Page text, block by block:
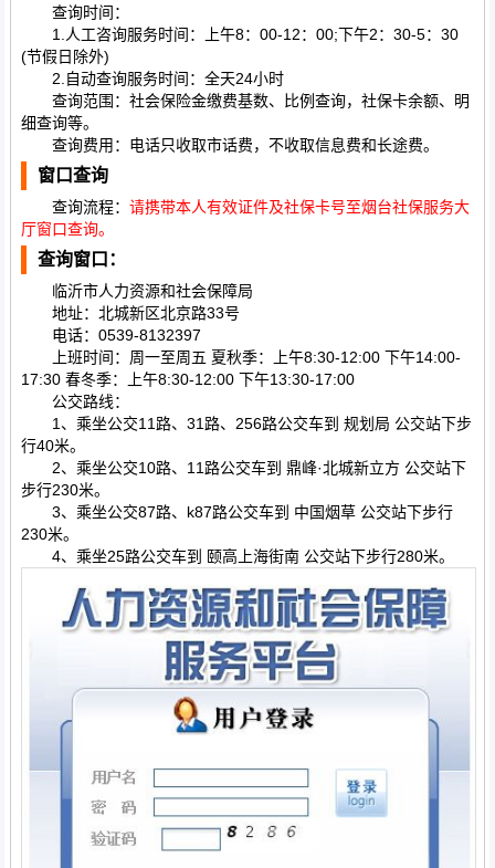
查询时间：
1.人工咨询服务时间：上午8：00-12：00;下午2：30-5：30
(节假日除外)
2.自动查询服务时间：全天24小时
查询范围：社会保险金缴费基数、比例查询，社保卡余额、明
细查询等。
查询费用：电话只收取市话费，不收取信息费和长途费。
窗口查询
查询流程： 请携带本人有效证件及社保卡号至烟台社保服务大
厅窗口查询。
查询窗口：
临沂市人力资源和社会保障局
地址：北城新区北京路33号
电话：0539-8132397
上班时间：周一至周五 夏秋季：上午8:30-12:00 下午14:00-
17:30 春冬季：上午8:30-12:00 下午13:30-17:00
公交路线：
1、乘坐公交11路、31路、256路公交车到 规划局 公交站下步
行40米。
2、乘坐公交10路、11路公交车到 鼎峰·北城新立方 公交站下
步行230米。
3、乘坐公交87路、k87路公交车到 中国烟草 公交站下步行
230米。
4、乘坐25路公交车到 颐高上海街南 公交站下步行280米。